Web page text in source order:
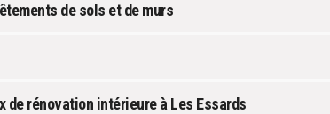
de sols et de murs
rénovation intérieure à Les Essards